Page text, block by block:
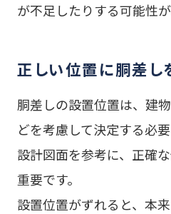
が不足したりする可能性が
正しい位置に胴差し
胴差しの設置位置は、建
どを考慮して決定する必要
設計図面を参考に、正確
重要です。
設置位置がずれると、本